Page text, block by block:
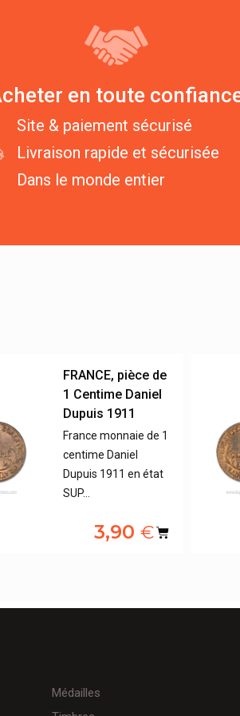
en toute
Site & paiement sécurisé
Livraison rapide et sécurisée
Dans le monde entier
FRANCE, pièce de
1 Centime Daniel
Dupuis 1911
France monnaie de 1
centime Daniel
Dupuis 1911 en état
SUP…
3,90 €
Médailles